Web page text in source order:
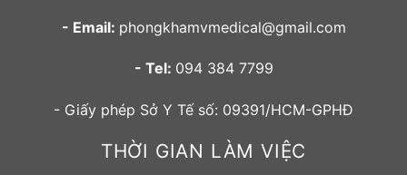
- Email: phongkhamvmedical@gmail.com
- Tel: 094 384 7799
- Giấy phép Sở Y Tế số: 09391/HCM-GPHĐ
THỜI GIAN LÀM VIỆC